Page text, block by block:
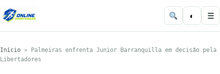
◐ ☰
Início »
Palmeiras enfrenta Junior Barranquilla em decisão pela
Libertadores